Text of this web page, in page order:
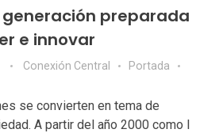
preparada
e innovar
Conexión Central
Portada
se convierten en tema de
A partir del año 2000 como l